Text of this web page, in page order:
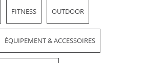
FITNESS OUTDOOR
ÉQUIPEMENT & ACCESSOIRES